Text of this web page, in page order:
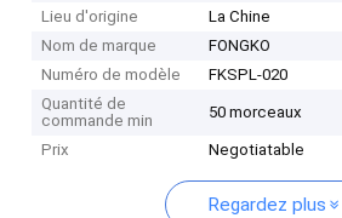
Lieu d'origine
La Chine
Nom de marque
FONGKO
Numéro de modèle
FKSPL-020
Quantité de
commande min
50 morceaux
Prix Negotiatable
Regardez plus